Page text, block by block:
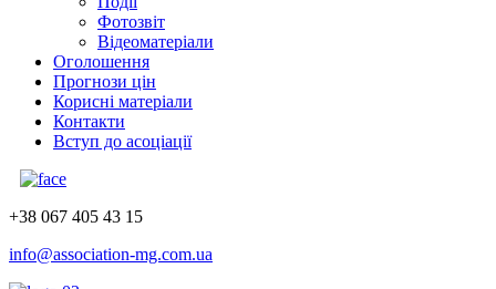
Фотозвіт
Відеоматеріали
Оголошення
Прогнози цін
Корисні матеріали
Контакти
Вступ до асоціації
+38 067 405 43 15
info@association-mg.com.ua